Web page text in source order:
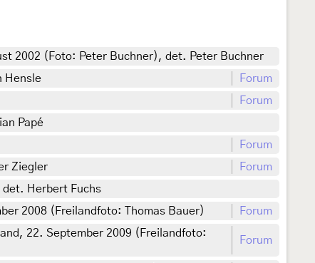
2002 (Foto: Peter Buchner), det. Peter Buchner
Hensle
Forum
Forum
Papé
Forum
Ziegler
Forum
Herbert Fuchs
2008 (Freilandfoto: Thomas Bauer)
Forum
22. September 2009 (Freilandfoto:
Forum